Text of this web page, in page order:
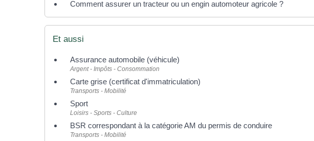
Comment assurer un tracteur ou un engin automoteur agricole ?
Et aussi
Assurance automobile (véhicule)
Argent - Impôts - Consommation
Carte grise (certificat d'immatriculation)
Transports - Mobilité
Sport
Loisirs - Sports - Culture
BSR correspondant à la catégorie AM du permis de conduire
Transports - Mobilité